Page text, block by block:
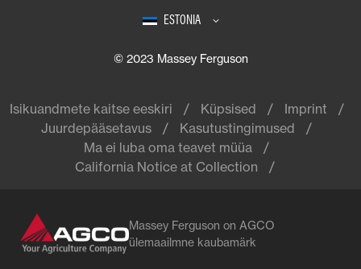
ESTONIA
© 2023 Massey Ferguson
Isikuandmete kaitse eeskiri Küpsised
Imprint
Juurdepääsetavus
Kasutustingimused
Ma ei luba oma teavet müüa
California Notice at Collection
Massey Ferguson on AGCO
ülemaailmne kaubamärk